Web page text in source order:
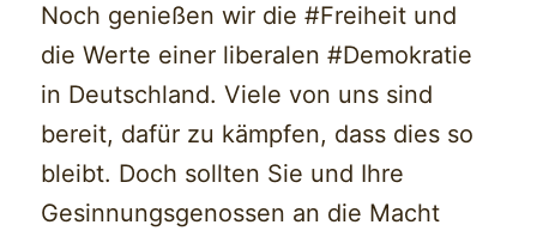
Noch genießen wir die #Freiheit und
die Werte einer liberalen #Demokratie
in Deutschland. Viele von uns sind
bereit, dafür zu kämpfen, dass dies so
bleibt. Doch sollten Sie und Ihre
Gesinnungsgenossen an die Macht